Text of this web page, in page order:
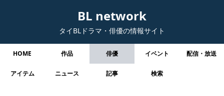
BL network
タイBLドラマ・俳優の情報サイト
HOME 作品 俳優 イベント 配信・放送
アイテム ニュース 記事 検索